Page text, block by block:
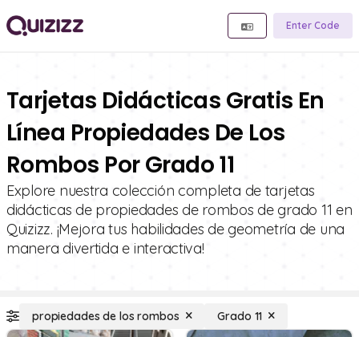
Enter Code
Tarjetas Didácticas Gratis En
Línea Propiedades De Los
Rombos Por Grado 11
Explore nuestra colección completa de tarjetas
didácticas de propiedades de rombos de grado 11 en
Quizizz. ¡Mejora tus habilidades de geometría de una
manera divertida e interactiva!
propiedades de los rombos Grado 11